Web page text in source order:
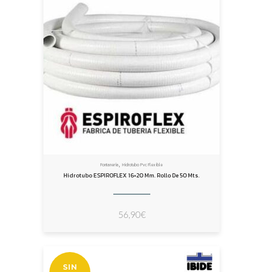
Fontanería, Hidrotubo Pvc Flexible
Hidrotubo ESPIROFLEX 16×20 Mm. Rollo De 50 Mts.
56,90€
SIN